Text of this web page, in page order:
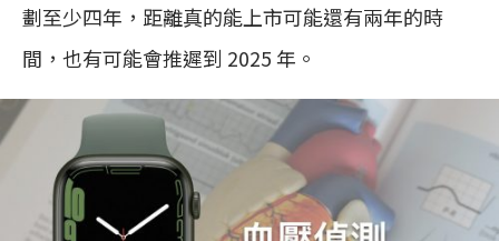
劃至少四年，距離真的能上市可能還有兩年的時
間，也有可能會推遲到 2025 年。